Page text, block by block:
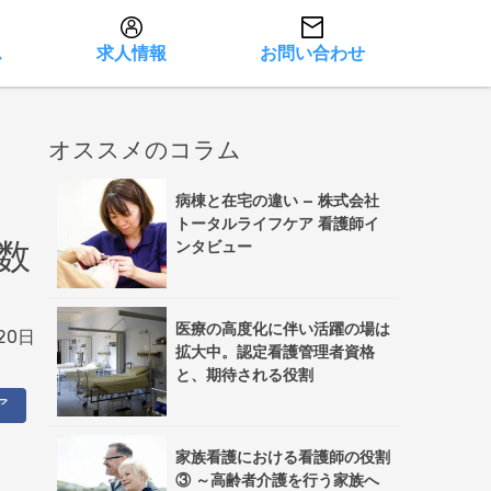
求人情報 お問い合わせ
日
オススメのコラム
病棟と在宅の違い – 株式会社
トータルライフケア 看護師イ
ンタビュー
医療の高度化に伴い活躍の場は
拡大中。認定看護管理者資格
と、期待される役割
家族看護における看護師の役割
③ ～高齢者介護を行う家族へ